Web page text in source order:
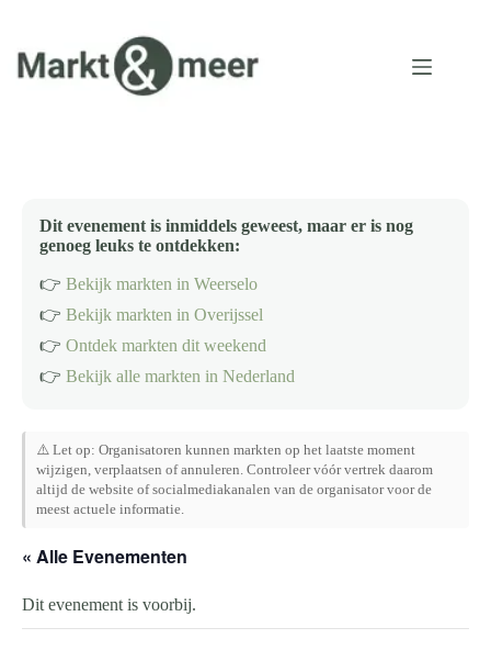
inhoud
Dit evenement is inmiddels geweest, maar er is nog
genoeg leuks te ontdekken:
👉 Bekijk markten in Weerselo
👉 Bekijk markten in Overijssel
👉 Ontdek markten dit weekend
👉 Bekijk alle markten in Nederland
⚠️ Let op: Organisatoren kunnen markten op het laatste moment
wijzigen, verplaatsen of annuleren. Controleer vóór vertrek daarom
altijd de website of socialmediakanalen van de organisator voor de
meest actuele informatie.
« Alle Evenementen
Dit evenement is voorbij.